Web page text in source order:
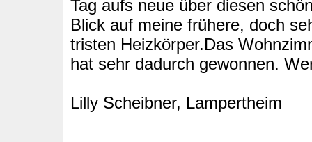
Tag aufs neue über diesen
Blick auf meine frühere, doch
tristen Heizkörper.Das
hat sehr dadurch gewonnen.
Lilly Scheibner, Lampertheim